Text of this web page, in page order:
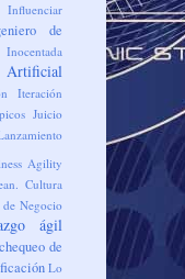
Influenciar
de
Inocentada
Artificial
Iteración
Juicio
Agility
Cultura
Negocio
ágil
de
Lo